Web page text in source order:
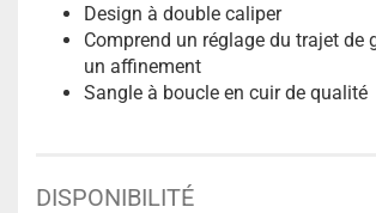
Design à double caliper
Comprend un réglage du trajet de
un affinement
Sangle à boucle en cuir de qualité
DISPONIBILITÉ